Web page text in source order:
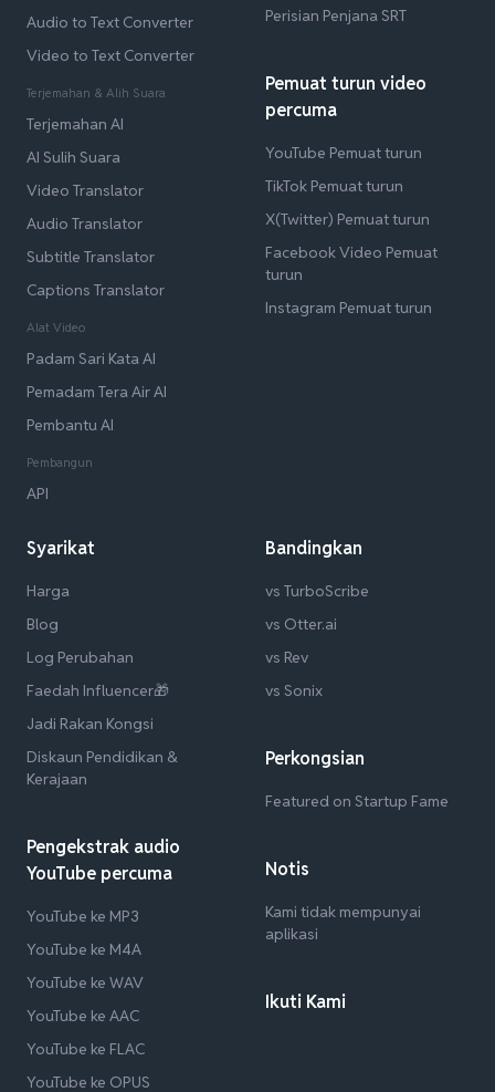
Audio to Text Converter
Video to Text Converter
Terjemahan & Alih Suara
Terjemahan AI
AI Sulih Suara
Video Translator
Audio Translator
Subtitle Translator
Captions Translator
Alat Video
Padam Sari Kata AI
Pemadam Tera Air AI
Pembantu AI
Pembangun
API
Perisian Penjana SRT
Pemuat turun video
percuma
YouTube Pemuat turun
TikTok Pemuat turun
X(Twitter) Pemuat turun
Facebook Video Pemuat
turun
Instagram Pemuat turun
Syarikat
Harga
Blog
Log Perubahan
Faedah Influencer🎁
Jadi Rakan Kongsi
Diskaun Pendidikan &
Kerajaan
Pengekstrak audio
YouTube percuma
YouTube ke MP3
YouTube ke M4A
YouTube ke WAV
YouTube ke AAC
YouTube ke FLAC
YouTube ke OPUS
Bandingkan
vs TurboScribe
vs Otter.ai
vs Rev
vs Sonix
Perkongsian
Featured on Startup Fame
Notis
Kami tidak mempunyai
aplikasi
Ikuti Kami